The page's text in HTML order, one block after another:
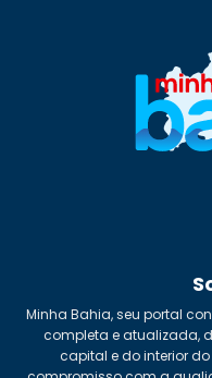
Minha Bahia, seu portal
completa e atualizada,
capital e do interior